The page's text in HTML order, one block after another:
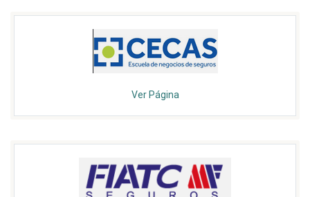
Ver Página